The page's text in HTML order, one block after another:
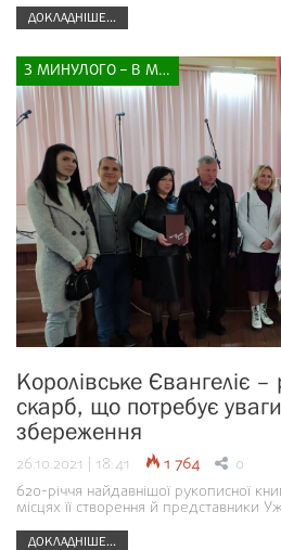
ДОКЛАДНІШЕ...
З МИНУЛОГО – В МАЙБУТНЄ
Королівське Євангеліє –
скарб, що потребує
збереження
26.10.2021 | 18:41 1 764 0
620-річчя найдавнішої рукописної
місцях її створення й представники
ДОКЛАДНІШЕ...